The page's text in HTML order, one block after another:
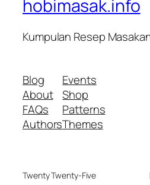
hobimasak.info
Kumpulan Resep
Blog
About
FAQs
Authors
Events
Shop
Patterns
Themes
Twenty Twenty-Five